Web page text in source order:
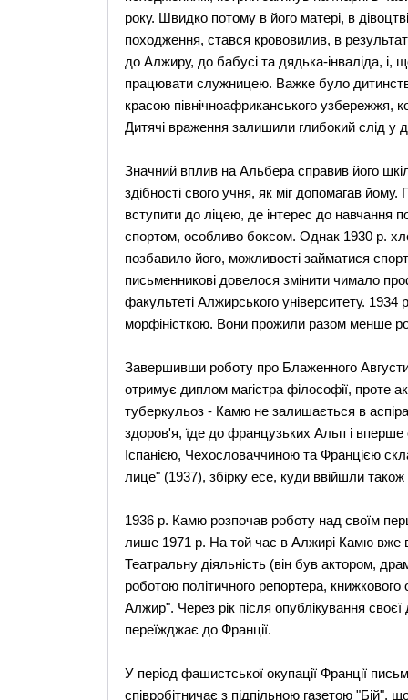
року. Швидко потому в його матері, в
походження, стався крововилив, в
до Алжиру, до бабусі та дядька-інваліда,
працювати служницею. Важке було
красою північноафриканського узбережжя,
Дитячі враження залишили глибокий слід
Значний вплив на Альбера справив його
здібності свого учня, як міг допомагав
вступити до ліцею, де інтерес до навчання
спортом, особливо боксом. Однак 1930 р.
позбавило його, можливості займатися
письменникові довелося змінити чимало
факультеті Алжирського університету.
морфіністкою. Вони прожили разом менше
Завершивши роботу про Блаженного
отримує диплом магістра філософії, проте
туберкульоз - Камю не залишається в
здоров'я, їде до французьких Альп і
Іспанією, Чехословаччиною та Францією
лице" (1937), збірку есе, куди ввійшли
1936 р. Камю розпочав роботу над своїм
лише 1971 р. На той час в Алжирі Камю вже
Театральну діяльність (він був актором,
роботою політичного репортера, книжкового
Алжир". Через рік після опублікування
переїжджає до Франції.
У період фашистської окупації Франції
співробітничає з підпільною газетою